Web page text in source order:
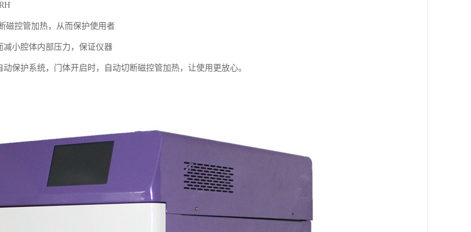
磁控管加热，从而保护使用者
小腔体内部压力，保证仪器
保护系统，门体开启时，自动切断磁控管加热，让使用更放心。